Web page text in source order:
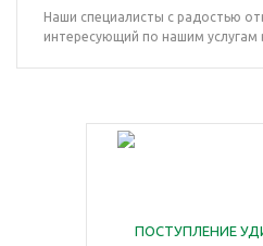
Наши специалисты с радостью
интересующий по нашим услугам